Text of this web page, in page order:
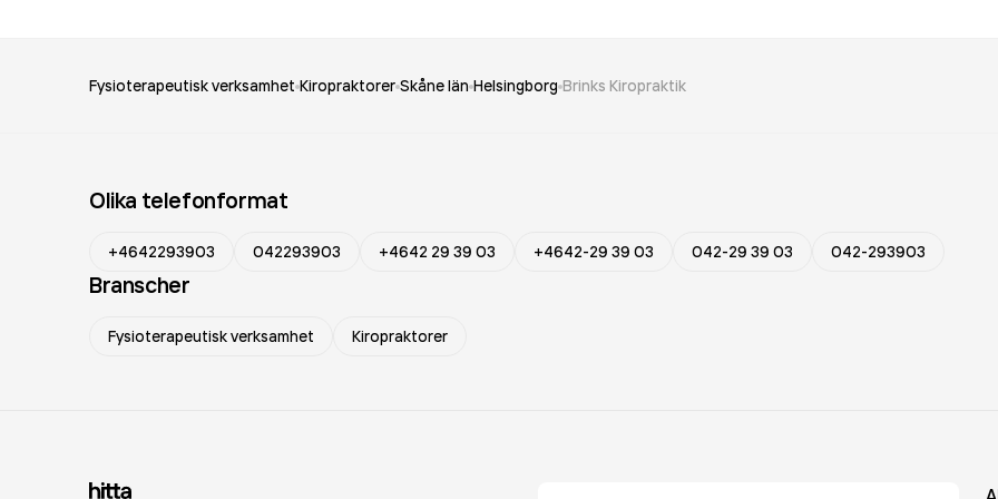
Fysioterapeutisk verksamhet Kiropraktorer Skåne län Helsingborg Brinks Kiropraktik
Olika telefonformat
+4642293903 042293903 +4642 29 39 03 +4642-29 39 03 042-29 39 03 042-293903
Branscher
Fysioterapeutisk verksamhet Kiropraktorer